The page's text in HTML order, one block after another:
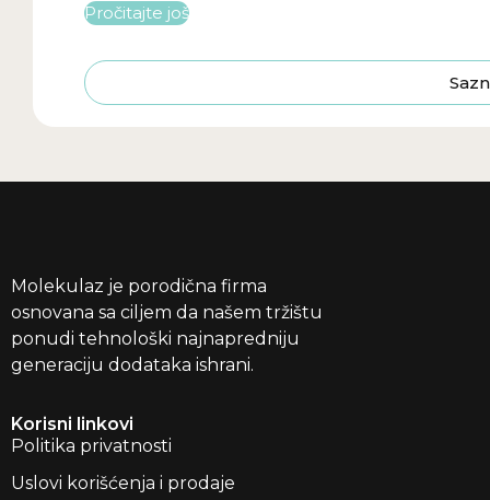
Pročitajte još
Molekulaz je porodična firma
osnovana sa ciljem da našem tržištu
ponudi tehnološki najnapredniju
generaciju dodataka ishrani.
Korisni linkovi
Politika privatnosti
Uslovi korišćenja i prodaje